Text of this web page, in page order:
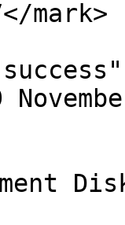
mark>